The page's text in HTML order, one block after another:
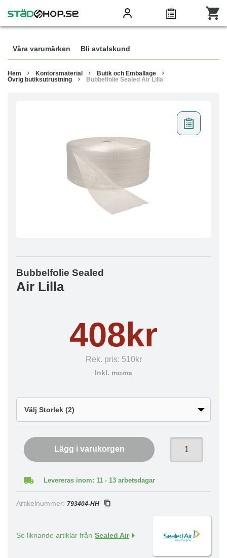
Våra varumärken Bli avtalskund
Hem Kontorsmaterial
Butik och Emballage
Övrig butiksutrustning
Bubbelfolie Sealed Air Lilla
Bubbelfolie Sealed
Air Lilla
408kr
Rek. pris: 510kr
Inkl. moms
Lägg i varukorgen
Levereras inom: 11 - 13 arbetsdagar
Artikelnummer: 793404-HH
Se liknande artiklar från Sealed Air